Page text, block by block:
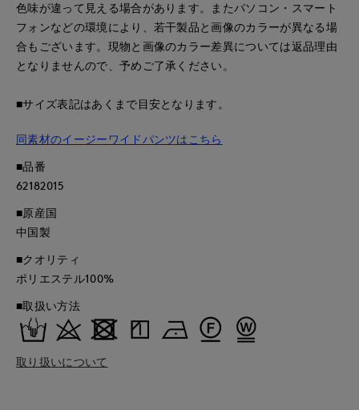
色味が違って見える場合があります。またパソコン・スマート
フォンなどの環境により、若干製品と画像のカラーが異なる場
合もございます。現物と画像のカラー差異については返品理由
となりませんので、予めご了承ください。
■サイズ表記はあくまで目安となります。
同素材のイージーワイドパンツはこちら
■品番
62182015
■原産国
中国製
■クオリティ
ポリエステル100%
■取扱い方法
取り扱いについて